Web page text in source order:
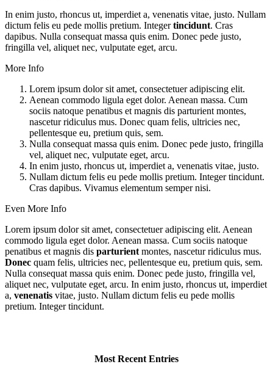
In enim justo, rhoncus ut, imperdiet a, venenatis vitae, justo. Nullam
dictum felis eu pede mollis pretium. Integertincidunt. Cras
dapibus. Nulla consequat massa quis enim. Donec pede justo,
fringilla vel, aliquet nec, vulputate eget, arcu.
More Info
Lorem ipsum dolor sit amet, consectetuer adipiscing elit.
Aenean commodo ligula eget dolor. Aenean massa. Cum
sociis natoque penatibus et magnis dis parturient montes,
nascetur ridiculus mus. Donec quam felis, ultricies nec,
pellentesque eu, pretium quis, sem.
Nulla consequat massa quis enim. Donec pede justo, fringilla
vel, aliquet nec, vulputate eget, arcu.
In enim justo, rhoncus ut, imperdiet a, venenatis vitae, justo.
Nullam dictum felis eu pede mollis pretium. Integer tincidunt.
Cras dapibus. Vivamus elementum semper nisi.
Even More Info
Lorem ipsum dolor sit amet, consectetuer adipiscing elit. Aenean
commodo ligula eget dolor. Aenean massa. Cum sociis natoque
penatibus et magnis dis parturient montes, nascetur ridiculus mus.
Donec quam felis, ultricies nec, pellentesque eu, pretium quis, sem.
Nulla consequat massa quis enim. Donec pede justo, fringilla vel,
aliquet nec, vulputate eget, arcu. In enim justo, rhoncus ut, imperdiet
a, venenatis vitae, justo. Nullam dictum felis eu pede mollis
pretium. Integer tincidunt.
Most Recent Entries